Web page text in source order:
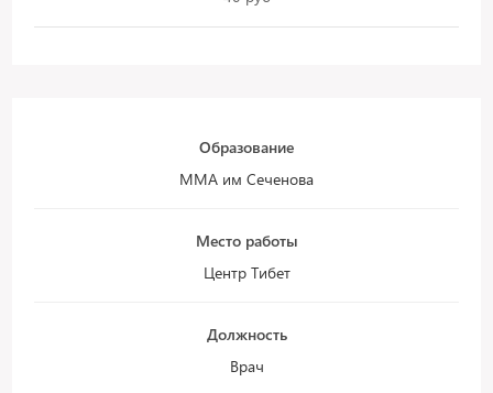
Образование
ММА им Сеченова
Место работы
Центр Тибет
Должность
Врач